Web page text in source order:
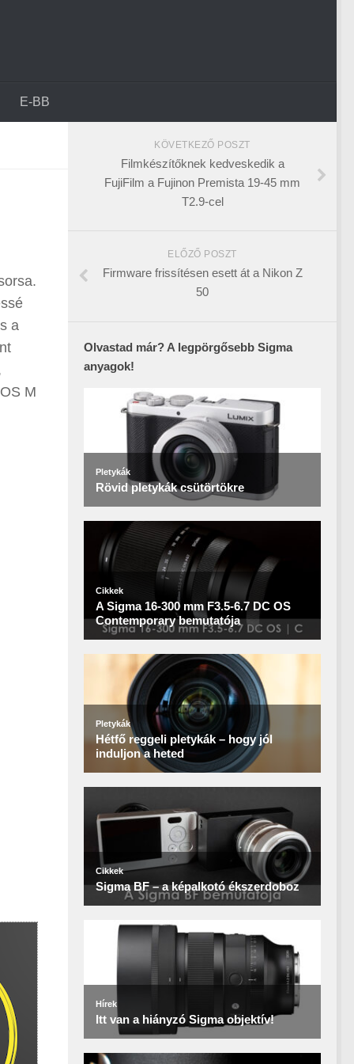
E-BB
a
M
KÖVETKEZŐ POSZT
Filmkészítőknek kedveskedik a
FujiFilm a Fujinon Premista 19-45 mm
T2.9-cel
ELŐZŐ POSZT
Firmware frissítésen esett át a Nikon Z
50
Olvastad már? A legpörgősebb Sigma
anyagok!